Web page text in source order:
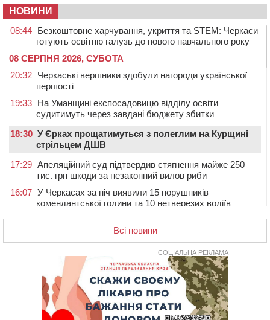
НОВИНИ
08:44 Безкоштовне харчування, укриття та STEM: Черкаси
готують освітню галузь до нового навчального року
08 СЕРПНЯ 2026, СУБОТА
20:32 Черкаські вершники здобули нагороди української
першості
19:33 На Уманщині експосадовицю відділу освіти
судитимуть через завдані бюджету збитки
18:30 У Єрках прощатимуться з полеглим на Курщині
стрільцем ДШВ
17:29 Апеляційний суд підтвердив стягнення майже 250
тис. грн шкоди за незаконний вилов риби
16:07 У Черкасах за ніч виявили 15 порушників
комендантської години та 10 нетверезих водіїв
15:12 На Золотоніщині водійка збила пішохода, який
На Черкащині прокуратура через суд вимагає взяти
під охорону 188-річну церкву
У Смілі біля магазину під колесами вантажівки
загинула жінка
У Черкасах пропонують для приватизації
п’ятиповерховий об’єкт у центрі міста
Всі новини
СОЦІАЛЬНА РЕКЛАМА